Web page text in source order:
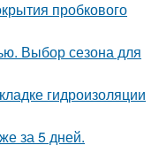
пробкового
Выбор сезона для
гидроизоляции
за 5 дней.